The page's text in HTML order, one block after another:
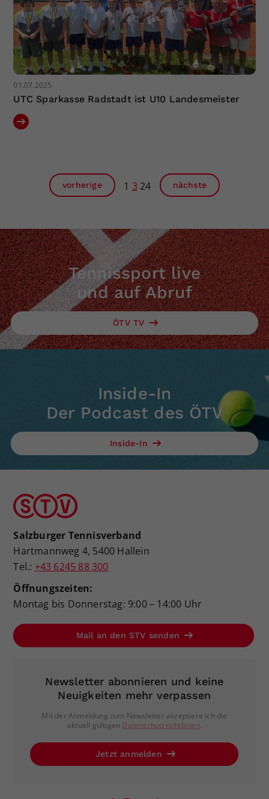
01.07.2025
UTC Sparkasse Radstadt ist U10 Landesmeister
vorherige 1 3 24 nächste
Tennissport live
und auf Abruf
ÖTV TV
Inside-In
Der Podcast des ÖTV
Inside-In
Salzburger Tennisverband
Hartmannweg 4, 5400 Hallein
Tel.: +43 6245 88 300
Öffnungszeiten:
Montag bis Donnerstag: 9:00 – 14:00 Uhr
Mail an den STV senden
Newsletter abonnieren und keine
Neuigkeiten mehr verpassen
Mit der Anmeldung zum Newsletter akzeptiere ich die
aktuell gültigen Datenschutzrichtlinien.
Jetzt anmelden